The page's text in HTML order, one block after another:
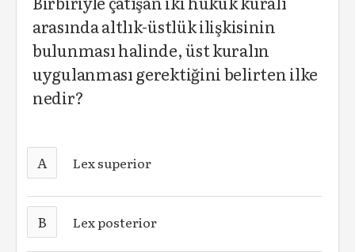
arasında altlık-üstlük ilişkisinin
bulunması halinde, üst kuralın
uygulanması gerektiğini belirten ilke
nedir?
A Lex superior
B Lex posterior